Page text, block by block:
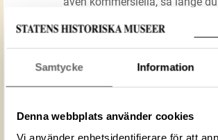
Samtycke Information
Denna webbplats använder cookies
LADDA NER MEDIA